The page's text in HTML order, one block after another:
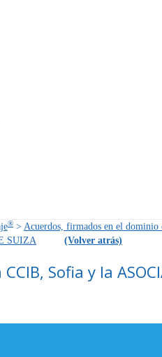
® > Acuerdos, firmados en el dominio
SUIZA
(Volver atrás)
Sofia y la